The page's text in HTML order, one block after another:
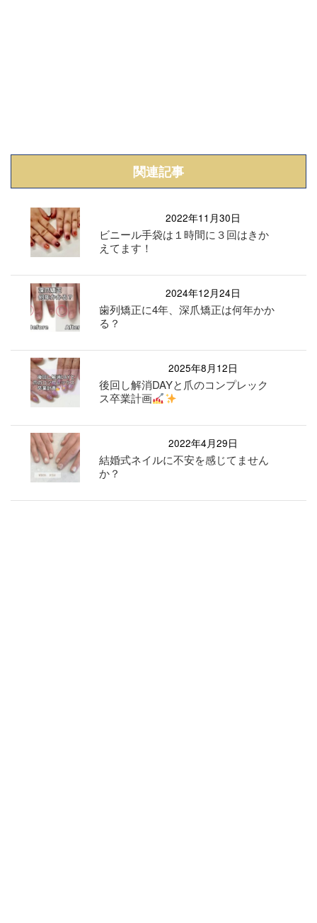
関連記事
2022年11月30日
ビニール手袋は１時間に３回はきか
えてます！
2024年12月24日
歯列矯正に4年、深爪矯正は何年かか
る？
2025年8月12日
後回し解消DAYと爪のコンプレック
ス卒業計画
2022年4月29日
結婚式ネイルに不安を感じてません
か？